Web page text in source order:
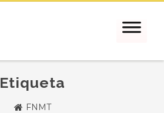
Etiqueta
FNMT